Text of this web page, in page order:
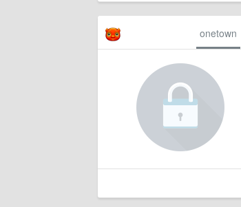
onetown